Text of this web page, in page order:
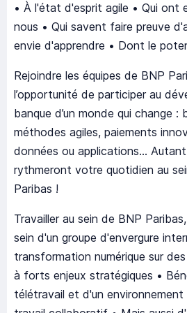
• À l'état d'esprit agile • Qui ont
nous • Qui savent faire preuve
envie d'apprendre • Dont le
Rejoindre les équipes de BNP
l’opportunité de participer au
banque d’un monde qui change :
méthodes agiles, paiements
données ou applications...
rythmeront votre quotidien au
Paribas !
Travailler au sein de BNP
sein d'un groupe d'envergure
transformation numérique sur
à forts enjeux stratégiques •
télétravail et d'un